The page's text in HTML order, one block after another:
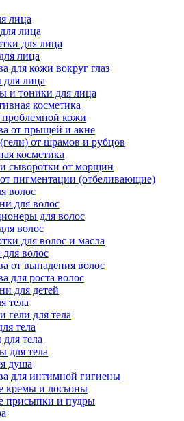
лица
лица
для лица
лица
для кожи вокруг глаз
лица
и тоники для лица
косметика
проблемной кожи
от прыщей и акне
от шрамов и рубцов
косметика
сыворотки от морщин
пигментации (отбеливающие)
волос
для волос
для волос
волос
для волос и масла
волос
от выпадения волос
для роста волос
для детей
тела
гели для тела
тела
тела
для тела
душа
для интимной гигиены
кремы и лосьоны
присыпки и пудры